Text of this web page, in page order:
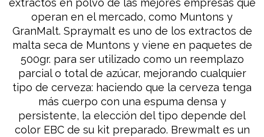
extractos en polvo de las mejores empresas que
operan en el mercado, como Muntons y
GranMalt. Spraymalt es uno de los extractos de
malta seca de Muntons y viene en paquetes de
500gr. para ser utilizado como un reemplazo
parcial o total de azúcar, mejorando cualquier
tipo de cerveza: haciendo que la cerveza tenga
más cuerpo con una espuma densa y
persistente, la elección del tipo depende del
color EBC de su kit preparado. Brewmalt es un